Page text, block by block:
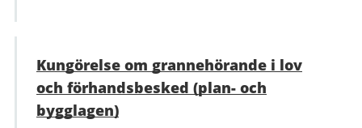
Kungörelse om grannehörande i lov
och förhandsbesked (plan- och
bygglagen)